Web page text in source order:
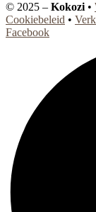
© 2025 – Kokozi •
Cookiebeleid •
Facebook